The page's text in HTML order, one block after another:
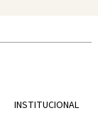
INSTITUCIONAL